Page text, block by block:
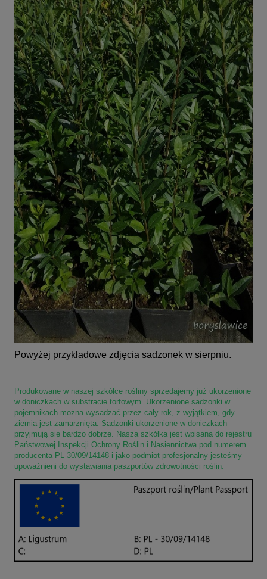
Powyżej przykładowe zdjęcia sadzonek w sierpniu.
Produkowane w naszej szkółce rośliny sprzedajemy już ukorzenione
w doniczkach w substracie torfowym. Ukorzenione sadzonki w
pojemnikach można wysadzać przez cały rok, z wyjątkiem, gdy
ziemia jest zamarznięta. Sadzonki ukorzenione w doniczkach
przyjmują się bardzo dobrze. Nasza szkółka jest wpisana do rejestru
Państwowej Inspekcji Ochrony Roślin i Nasiennictwa pod numerem
producenta PL-30/09/14148 i jako podmiot profesjonalny jesteśmy
upoważnieni do wystawiania paszportów zdrowotności roślin.